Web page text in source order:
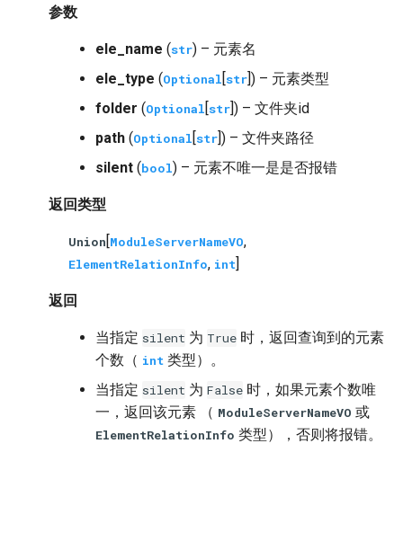
参数
ele_name (str) – 元素名
ele_type (Optional[str]) – 元素类型
folder (Optional[str]) – 文件夹id
path (Optional[str]) – 文件夹路径
silent (bool) – 元素不唯一是是否报错
返回类型
Union[ModuleServerNameVO,
ElementRelationInfo, int]
返回
当指定 silent 为 True 时，返回查询到的元素
个数（ int 类型）。
当指定 silent 为 False 时，如果元素个数唯
一，返回该元素 （ ModuleServerNameVO 或
ElementRelationInfo 类型），否则将报错。